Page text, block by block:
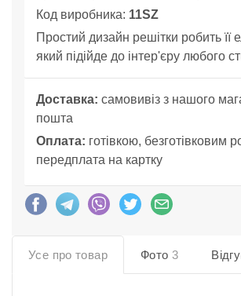
Код виробника: 11SZ
Простий дизайн решітки робить її
який підійде до інтер'єру любого
Доставка: самовивіз з нашого
пошта
Оплата: готівкою, безготівковим
передплата на картку
Усе про товар Фото 3